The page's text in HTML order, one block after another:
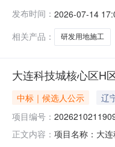
研发用地项目
发布时间： 2026-07-14
相关产品：
研发用地施工
大连科技城核心区H
中标｜候选人公示 辽
项目编号：
正文内容： 项目名称：大